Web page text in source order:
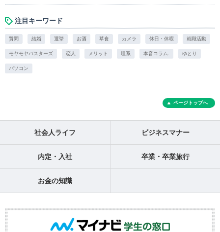
注目キーワード
質問 結婚 選挙 お酒 草食 カメラ 休日・休暇 就職活動
モヤモヤバスターズ 恋人 メリット 理系 本音コラム. ゆとり
パソコン
ページトップへ
社会人ライフ ビジネスマナー
内定・入社 卒業・卒業旅行
お金の知識